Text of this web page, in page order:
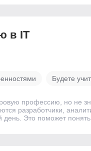
в IT
Будете
профессию, но не
разработчики,
день. Это поможет